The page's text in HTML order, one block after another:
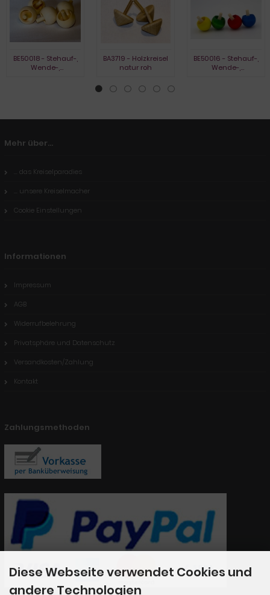
BE50018 - Stehauf-,
Wende-,
BA3719 - Holzkreisel
natur roh
BE50016 - Stehauf-,
Wende-,
Mehr über...
... das Kreiselparadies
... unsere Kreiselmacher
Cookie Einstellungen
Informationen
Impressum
AGB
Widerrufbelehrung
Privatsphäre und Datenschutz
Versandkosten/Zahlung
Kontakt
Zahlungsmethoden
Diese Webseite verwendet Cookies und
andere Technologien